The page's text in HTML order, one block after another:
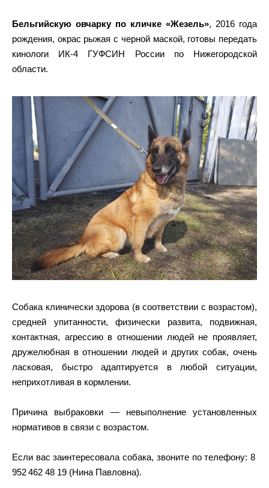
Бельгийскую овчарку по кличке «Жезель», 2016 года
рождения, окрас рыжая с черной маской, готовы передать
кинологи ИК-4 ГУФСИН России по Нижегородской
области.
Собака клинически здорова (в соответствии с возрастом),
средней упитанности, физически развита, подвижная,
контактная, агрессию в отношении людей не проявляет,
дружелюбная в отношении людей и других собак, очень
ласковая, быстро адаптируется в любой ситуации,
неприхотливая в кормлении.
Причина выбраковки — невыполнение установленных
нормативов в связи с возрастом.
Если вас заинтересовала собака, звоните по телефону: 8
952 462 48 19 (Нина Павловна).